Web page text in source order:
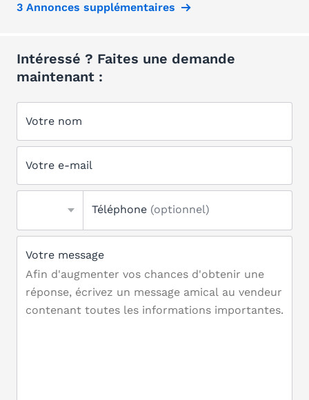
3 Annonces supplémentaires
Intéressé ? Faites une demande
maintenant :
Votre nom
Votre e-mail
Téléphone (optionnel)
Votre message